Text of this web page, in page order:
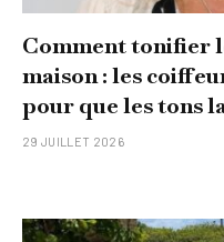
Comment tonifier
maison : les
pour que les tons
29 JUILLET 2026